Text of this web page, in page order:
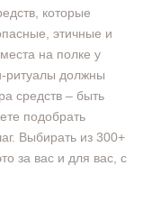
которые
этичные и
на полке у
ритуалы должны
средств – быть
подобрать
Выбирать из 300+
за вас и для вас, с